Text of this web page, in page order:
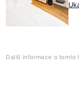
Další informace o tomto